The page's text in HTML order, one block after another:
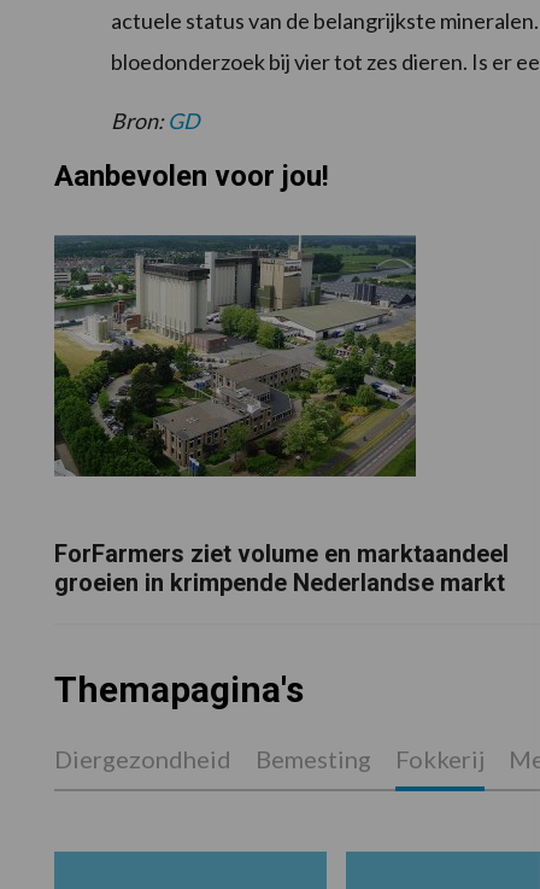
actuele status van de belangrijkste
bloedonderzoek bij vier tot zes dieren. Is er
Bron:GD
Aanbevolen voor jou!
ForFarmers ziet volume en marktaandeel
groeien in krimpende Nederlandse markt
Themapagina's
Diergezondheid Bemesting Fokkerij